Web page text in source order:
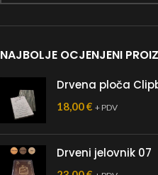
NAJBOLJE OCJENJENI
Drvena ploča
18,00€ + PDV
Drveni jelovnik 07